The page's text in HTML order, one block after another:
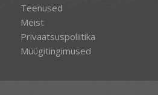
Teenused
Meist
Privaatsuspoliitika
Müügitingimused